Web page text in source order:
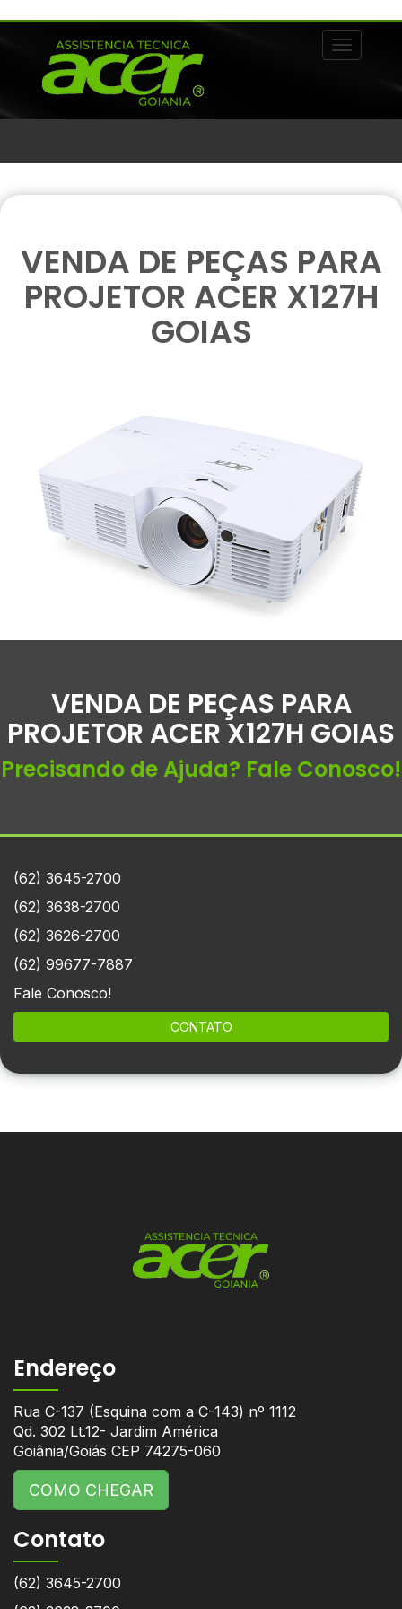
Alternar
VENDA DE PEÇAS PARA
PROJETOR ACER X127H
GOIAS
VENDA DE PEÇAS PARA
PROJETOR ACER X127H GOIAS
Precisando de Ajuda? Fale Conosco!
(62) 3645-2700
(62) 3638-2700
(62) 3626-2700
(62) 99677-7887
Fale Conosco!
CONTATO
Endereço
Rua C-137 (Esquina com a C-143) nº 1112
Qd. 302 Lt.12- Jardim América
Goiânia/Goiás CEP 74275-060
COMO CHEGAR
Contato
(62) 3645-2700